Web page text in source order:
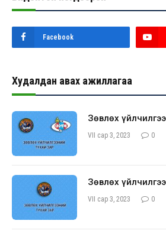
Facebook
Худалдан авах ажиллагаа
Зөвлөх
VII сар 3, 2023 0
Зөвлөх
VII сар 3, 2023 0